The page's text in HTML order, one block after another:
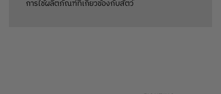
การใช้ผลิตภัณฑ์ที่เกี่ยวข้องกับสัตว์